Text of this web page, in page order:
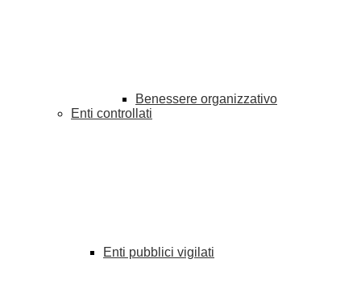
Benessere organizzativo
Enti controllati
Enti pubblici vigilati